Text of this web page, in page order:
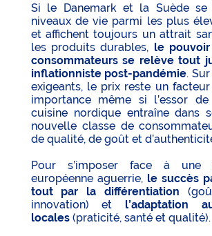
Si le Danemark et la Suède se
niveaux de vie parmi les plus
et affichent toujours un attrait
les produits durables, le pouvoir
consommateurs se relève tout
inflationniste post-pandémie.
exigeants, le prix reste un
importance même si l’essor
cuisine nordique entraîne dans
nouvelle classe de
de qualité, de goût et
Pour s’imposer face à une
européenne aguerrie, le succès
tout par la différentiation
innovation) et l’adaptation
locales (praticité, santé et qualité).